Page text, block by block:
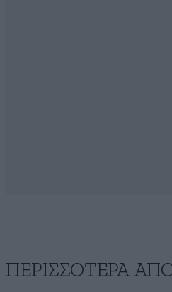
ΠΕΡΙΣΣΟΤΕΡΑ